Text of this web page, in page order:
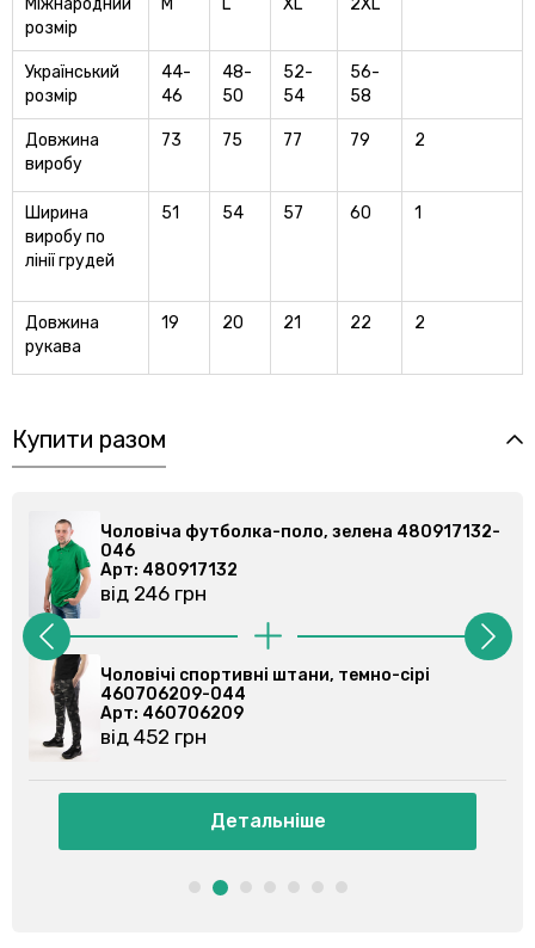
розмір
Український
розмір
44-
46
48-
50
52-
54
56-
58
Довжина
виробу
73 75 77 79 2
Ширина
виробу по
лінії грудей
51 54 57 60 1
Довжина
рукава
19 20 21 22 2
Купити разом
Чоловіча футболка-поло, зелена 480917132-
046
Арт: 480917132
від 246 грн
Чоловічі спортивні штани, сині 460708204-
020
Арт: 460708204
від 484 грн
Детальніше